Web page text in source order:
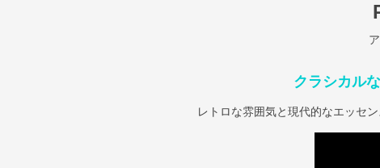
クラシカル
レトロな雰囲気と現代的なエッセ